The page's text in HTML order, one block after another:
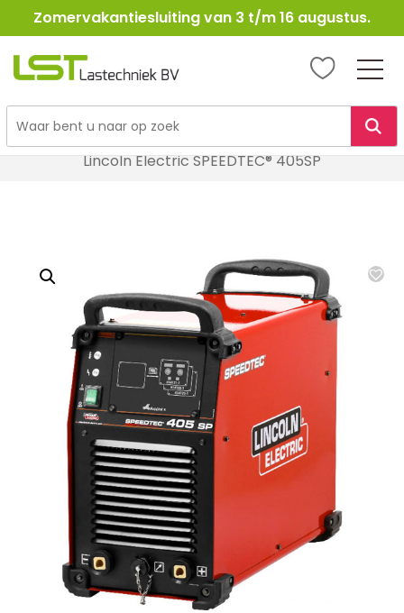
Ga
naar
Zomervakantiesluiting van 3 t/m 16 augustus.
LST
Lasapparatuur
Lincoln Electric SPEEDTEC® 405SP